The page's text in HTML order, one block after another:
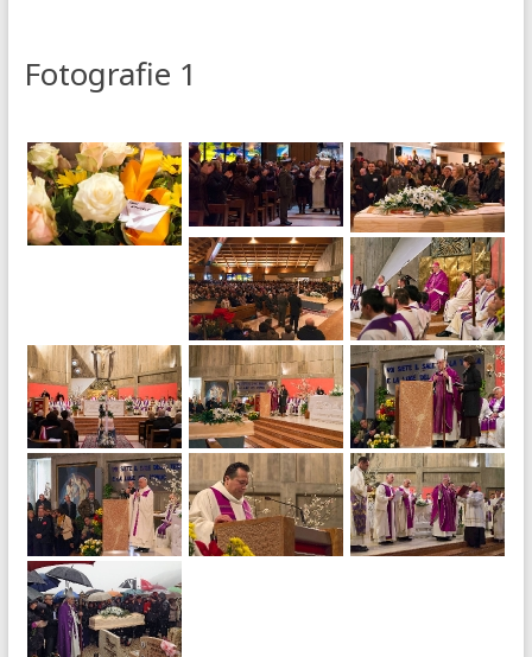
Fotografie 1